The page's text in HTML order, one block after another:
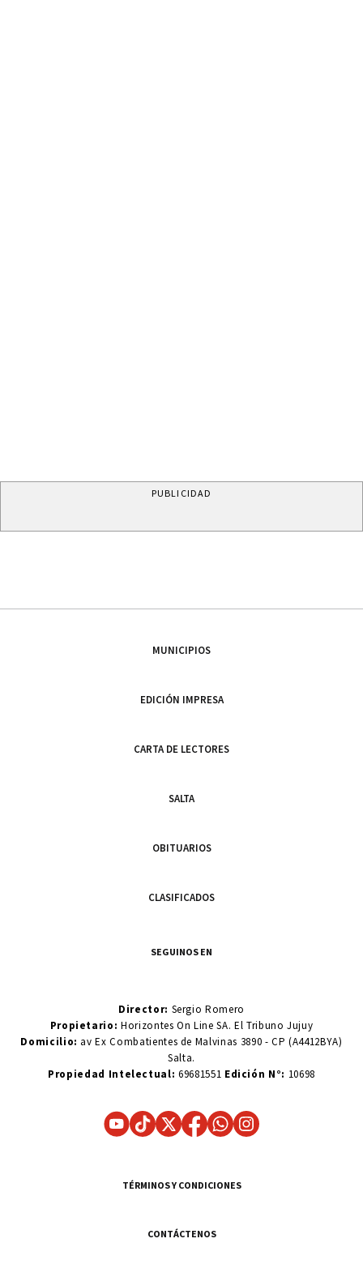
PUBLICIDAD
MUNICIPIOS
EDICIÓN IMPRESA
CARTA DE LECTORES
SALTA
OBITUARIOS
CLASIFICADOS
SEGUINOS EN
Director: Sergio Romero
Propietario:Horizontes On Line SA. El Tribuno Jujuy
Domicilio: av Ex Combatientes de Malvinas 3890 - CP (A4412BYA)
Salta.
Propiedad Intelectual: 69681551 Edición N°: 10698
TÉRMINOS Y CONDICIONES
CONTÁCTENOS